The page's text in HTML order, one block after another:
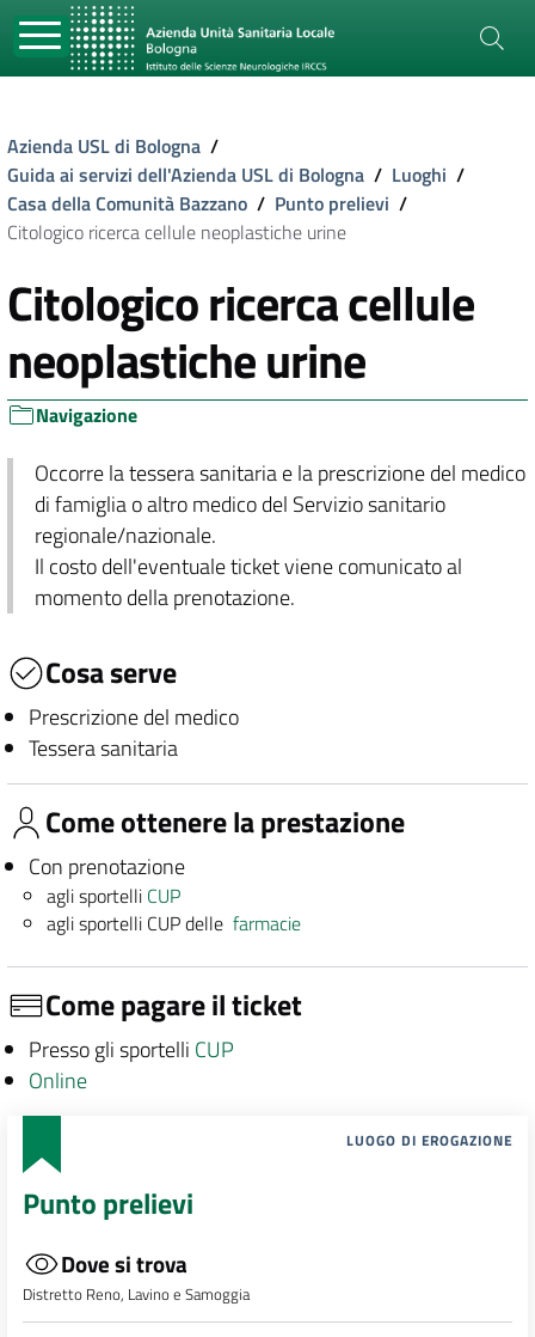
Azienda USL di Bologna /
Guida ai servizi dell'Azienda USL di Bologna / Luoghi /
Casa della Comunità Bazzano / Punto prelievi /
Citologico ricerca cellule neoplastiche urine
Citologico ricerca cellule
neoplastiche urine
Navigazione
Occorre la tessera sanitaria e la prescrizione del medico
di famiglia o altro medico del Servizio sanitario
regionale/nazionale.
Il costo dell'eventuale ticket viene comunicato al
momento della prenotazione.
Cosa serve
Prescrizione del medico
Tessera sanitaria
Come ottenere la prestazione
Con prenotazione
agli sportelli CUP
agli sportelli CUP dellefarmacie
Come pagare il ticket
Presso gli sportelli CUP
Online
LUOGO DI EROGAZIONE
Punto prelievi
Dove si trova
Distretto Reno, Lavino e Samoggia